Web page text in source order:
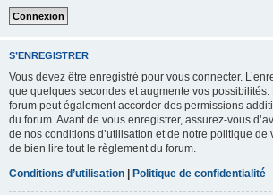
S’ENREGISTRER
Vous devez être enregistré pour vous connecter.
que quelques secondes et augmente vos possibilités.
forum peut également accorder des permissions
du forum. Avant de vous enregistrer, assurez-vous
de nos conditions d’utilisation et de notre politique de
de bien lire tout le règlement du forum.
Conditions d’utilisation | Politique de confidentialité